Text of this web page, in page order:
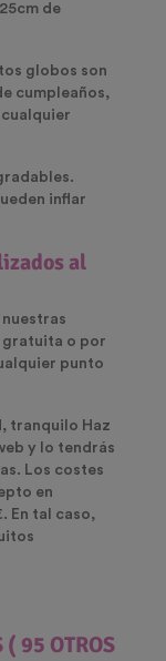
de
globos son
cumpleaños,
inflar
al
gratuita o por
punto
tranquilo Haz
y lo tendrás
Los costes
en
En tal caso,
( 95 OTROS